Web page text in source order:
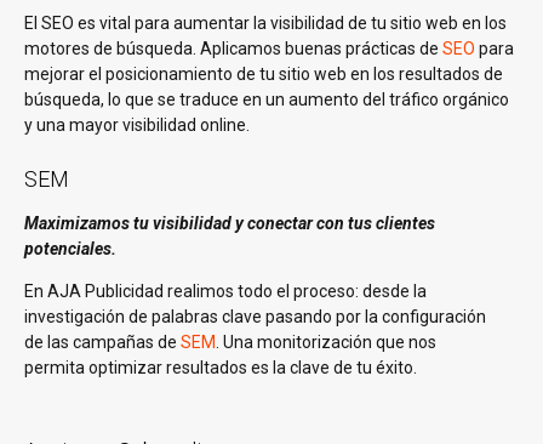
El SEO es vital para aumentar la visibilidad de tu sitio web en los
motores de búsqueda. Aplicamos buenas prácticas de SEO para
mejorar el posicionamiento de tu sitio web en los resultados de
búsqueda, lo que se traduce en un aumento del tráfico orgánico
y una mayor visibilidad online.
SEM
Maximizamos tu visibilidad y conectar con tus clientes
potenciales.
En AJA Publicidad realimos todo el proceso: desde la
investigación de palabras clave pasando por la configuración
de las campañas de SEM. Una monitorización que nos
permita optimizar resultados es la clave de tu éxito.